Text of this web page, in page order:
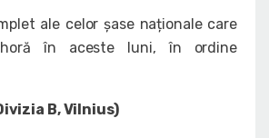
ale celor șase naționale care
în aceste luni, în ordine
B, Vilnius)